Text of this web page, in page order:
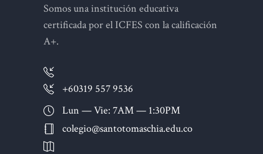
Somos una institución educativa
certificada por el ICFES con la calificación
A+.
+60319 557 9536
Lun — Vie: 7AM — 1:30PM
colegio@santotomaschia.edu.co